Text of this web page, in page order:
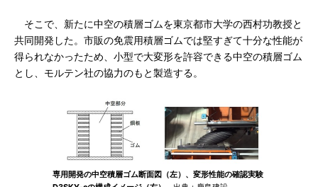
そこで、新たに中空の積層ゴムを東京都市大学の西村功教授と
共同開発した。市販の免震用積層ゴムでは堅すぎて十分な性能が
得られなかったため、小型で大変形を許容できる中空の積層ゴム
とし、モルテン社の協力のもと製造する。
専用開発の中空積層ゴム断面図（左）、変形性能の確認実験